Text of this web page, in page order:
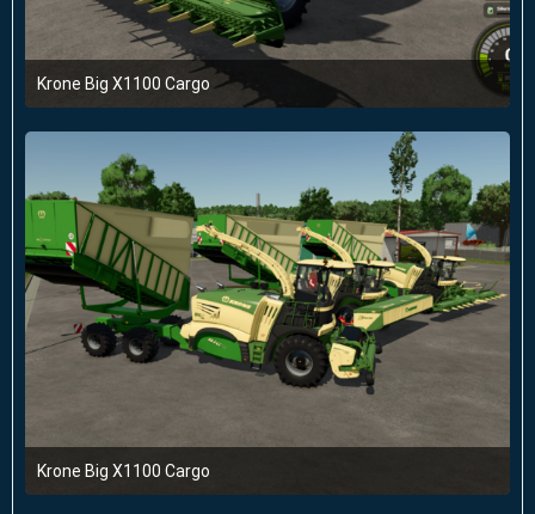
Krone Big X1100 Cargo
22. April 2025 um 20:10
Krone Big X1100 Cargo
22. April 2025 um 20:10